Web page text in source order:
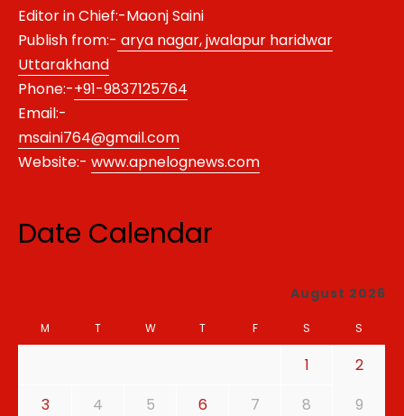
Editor in Chief:-Maonj Saini
Publish from:- arya nagar, jwalapur haridwar
Uttarakhand
Phone:-+91-9837125764
Email:-
msaini764@gmail.com
Website:- www.apnelognews.com
Date Calendar
August 2026
M T W T F S S
1
2
3
4 5 6 7 8
9